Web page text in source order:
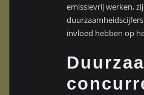
emissievrij werken,
invloed hebben op